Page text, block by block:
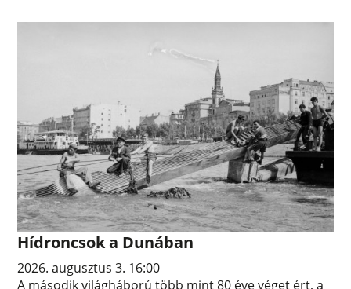
Hídroncsok a Dunában
2026. augusztus 3. 16:00
A második világháború több mint 80 éve véget ért, a